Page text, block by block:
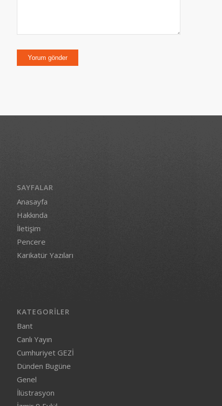
SAYFALAR
Anasayfa
Hakkında
İletişim
Pencere
Karikatür Yazıları
KATEGORILER
Bant
Canlı Yayın
Cumhuriyet GEZİ
Dünden Bugüne
Genel
İlüstrasyon